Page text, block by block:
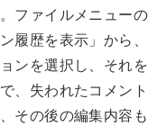
ファイルメニューの
履歴を表示」から、
ンを選択し、それを
、失われたコメント
その後の編集内容も